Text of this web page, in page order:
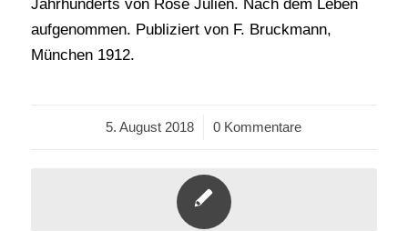
Jahrhunderts von Rose Julien. Nach dem Leben
aufgenommen. Publiziert von F. Bruckmann,
München 1912.
5. August 2018
/ 0 Kommentare